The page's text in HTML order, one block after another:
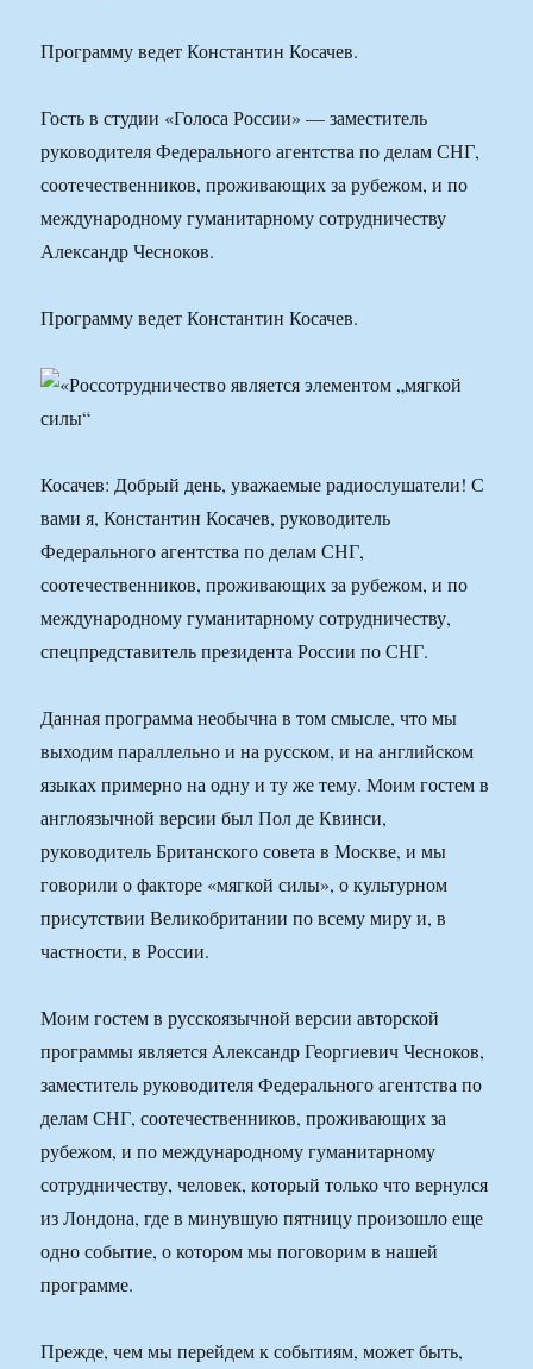
Программу ведет Константин Косачев.
Гость в студии «Голоса России» — заместитель
руководителя Федерального агентства по делам СНГ,
соотечественников, проживающих за рубежом, и по
международному гуманитарному сотрудничеству
Александр Чесноков.
Программу ведет Константин Косачев.
Косачев: Добрый день, уважаемые радиослушатели! С
вами я, Константин Косачев, руководитель
Федерального агентства по делам СНГ,
соотечественников, проживающих за рубежом, и по
международному гуманитарному сотрудничеству,
спецпредставитель президента России по СНГ.
Данная программа необычна в том смысле, что мы
выходим параллельно и на русском, и на английском
языках примерно на одну и ту же тему. Моим гостем в
англоязычной версии был Пол де Квинси,
руководитель Британского совета в Москве, и мы
говорили о факторе «мягкой силы», о культурном
присутствии Великобритании по всему миру и, в
частности, в России.
Моим гостем в русскоязычной версии авторской
программы является Александр Георгиевич Чесноков,
заместитель руководителя Федерального агентства по
делам СНГ, соотечественников, проживающих за
рубежом, и по международному гуманитарному
сотрудничеству, человек, который только что вернулся
из Лондона, где в минувшую пятницу произошло еще
одно событие, о котором мы поговорим в нашей
программе.
Прежде, чем мы перейдем к событиям, может быть,